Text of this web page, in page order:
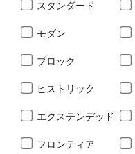
スタンダード
モダン
ブロック
ヒストリック
エクステンデッド
フロンティア